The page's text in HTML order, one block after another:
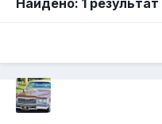
Найдено: 1 результат